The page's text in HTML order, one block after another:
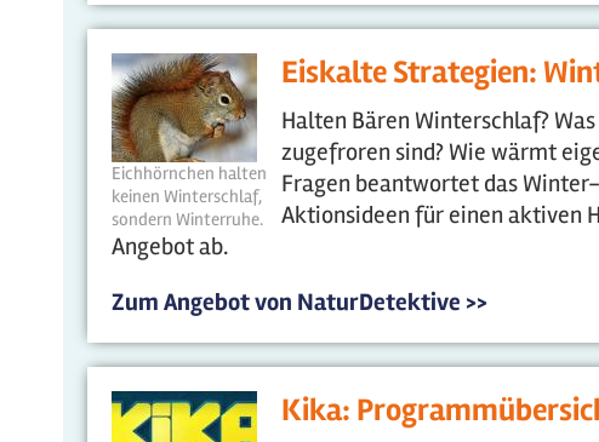
Eichhörnchen halten
keinen Winterschlaf,
sondern Winterruhe.
Eiskalte Strategien:
Halten Bären Winterschlaf?
zugefroren sind? Wie wärmt
Fragen beantwortet das
Aktionsideen für einen aktiven
Angebot ab.
Zum Angebot von NaturDetektive >>
Kika: